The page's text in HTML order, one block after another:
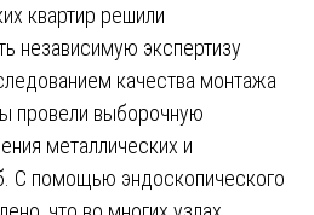
квартир решили
независимую экспертизу
качества монтажа
провели выборочную
металлических и
С помощью эндоскопического